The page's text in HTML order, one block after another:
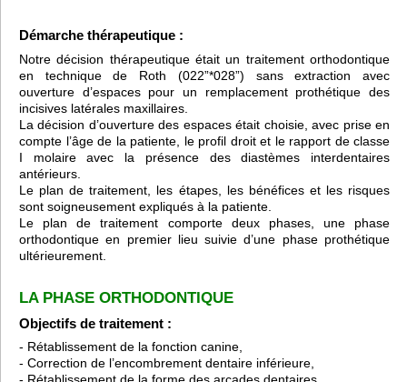
Démarche thérapeutique :
Notre décision thérapeutique était un traitement orthodontique
en technique de Roth (022”*028”) sans extraction avec
ouverture d’espaces pour un remplacement prothétique des
incisives latérales maxillaires.
La décision d’ouverture des espaces était choisie, avec prise en
compte l’âge de la patiente, le profil droit et le rapport de classe
I molaire avec la présence des diastèmes interdentaires
antérieurs.
Le plan de traitement, les étapes, les bénéfices et les risques
sont soigneusement expliqués à la patiente.
Le plan de traitement comporte deux phases, une phase
orthodontique en premier lieu suivie d’une phase prothétique
ultérieurement.
LA PHASE ORTHODONTIQUE
Objectifs de traitement :
- Rétablissement de la fonction canine,
- Correction de l’encombrement dentaire inférieure,